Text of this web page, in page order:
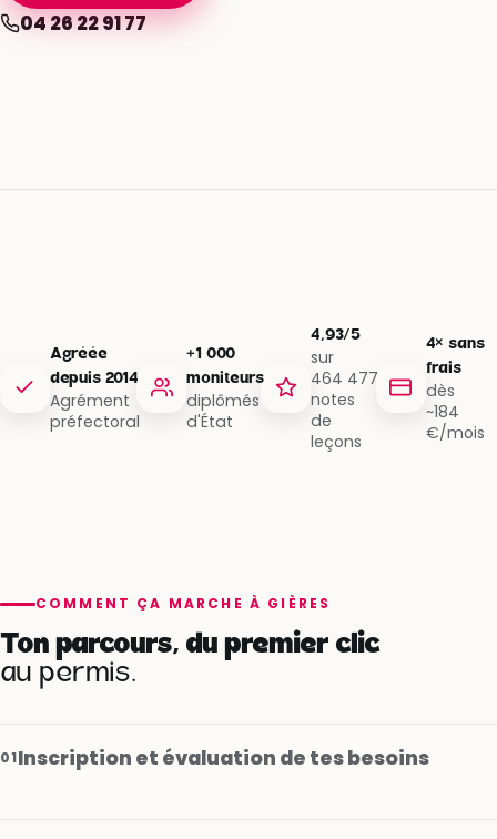
04 26 22 91 77
Agréée
depuis 2014
Agrément
préfectoral
+1 000
moniteurs
diplômés
d'État
4,93/5
sur
464 477
notes
de
leçons
4× sans
frais
dès
~184
€/mois
COMMENT ÇA MARCHE À GIÈRES
Ton parcours, du premier clic
au permis.
01Inscription et évaluation de tes besoins